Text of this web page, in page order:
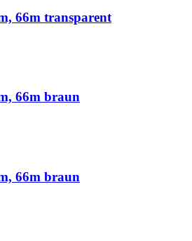
66m transparent
66m braun
66m braun